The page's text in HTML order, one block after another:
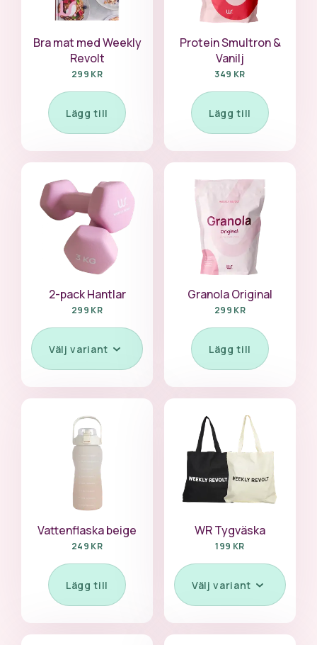
Bra mat med Weekly
Revolt
299 KR
Lägg till
Protein Smultron &
Vanilj
349 KR
Lägg till
2-pack Hantlar
299 KR
Välj variant
Granola Original
299 KR
Lägg till
Vattenflaska beige
249 KR
Lägg till
WR Tygväska
199 KR
Välj variant